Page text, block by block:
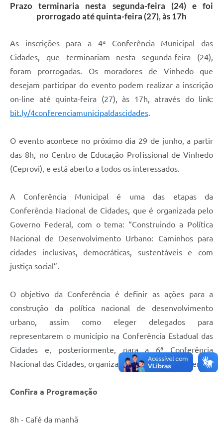
Listagem dos CEPs de Vinhedo
Acesso à Informação
Contratos
Associação dos Servidores Públicos Municipais de
Vinhedo
Audiências Públicas
Arquivos para Download
Galeria de Vídeos
Contas Públicas
Legislação
Serviços Online
Prazo terminaria nesta segunda-feira (24) e foi
prorrogado até quinta-feira (27), às 17h
As inscrições para a 4ª Conferência Municipal das
Cidades, que terminariam nesta segunda-feira (24),
foram prorrogadas. Os moradores de Vinhedo que
desejam participar do evento podem realizar a inscrição
on-line até quinta-feira (27), às 17h, através do link:
bit.ly/4conferenciamunicipaldascidades.
O evento acontece no próximo dia 29 de junho, a partir
das 8h, no Centro de Educação Profissional de Vinhedo
(Ceprovi), e está aberto a todos os interessados.
A Conferência Municipal é uma das etapas da
Conferência Nacional de Cidades, que é organizada pelo
Governo Federal, com o tema: “Construindo a Política
Nacional de Desenvolvimento Urbano: Caminhos para
cidades inclusivas, democráticas, sustentáveis e com
justiça social”.
O objetivo da Conferência é definir as ações para a
construção da política nacional de desenvolvimento
urbano, assim como eleger delegados para
representarem o município na Conferência Estadual das
Cidades e, posteriormente, para a 6ª Conferência
Nacional das Cidades, organizada pelo Governo Federal.
Confira a Programação
8h - Café da manhã